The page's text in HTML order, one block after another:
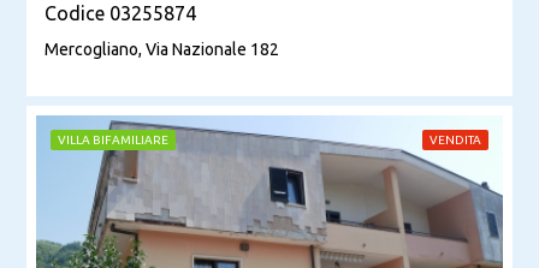
Codice 03255874
Mercogliano, Via Nazionale 182
VILLA BIFAMILIARE VENDITA